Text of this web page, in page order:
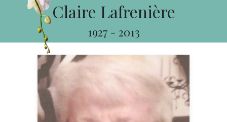
Claire Lafrenière
1927 - 2013